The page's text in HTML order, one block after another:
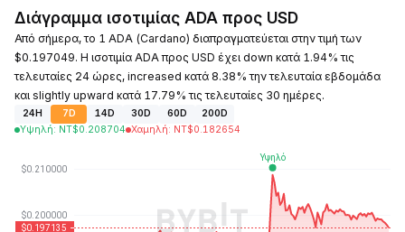
Διάγραμμα ισοτιμίας ADA προς USD
Από σήμερα, το 1 ADA (Cardano) διαπραγματεύεται στην τιμή των
$0.197049. Η ισοτιμία ADA προς USD έχει down κατά 1.94% τις
τελευταίες 24 ώρες, increased κατά 8.38% την τελευταία εβδομάδα
και slightly upward κατά 17.79% τις τελευταίες 30 ημέρες.
24H 7D 14D 30D 60D
200D
Υψηλή: NT$0.208704 Χαμηλή: NT$0.182654